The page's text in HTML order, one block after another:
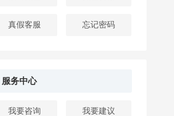
真假客服 忘记密码
服务中心
我要咨询 我要建议